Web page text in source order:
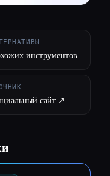
инструментов
сайт ↗︎